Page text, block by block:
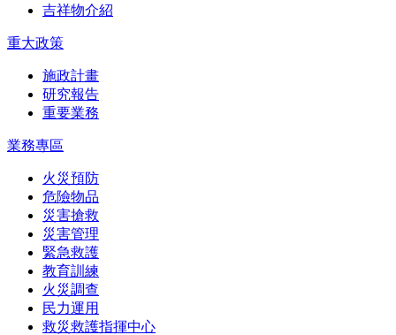
吉祥物介紹
重大政策
施政計畫
研究報告
重要業務
業務專區
火災預防
危險物品
災害搶救
災害管理
緊急救護
教育訓練
火災調查
民力運用
救災救護指揮中心